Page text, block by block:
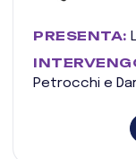
PRESENTA:
Petrocchi e